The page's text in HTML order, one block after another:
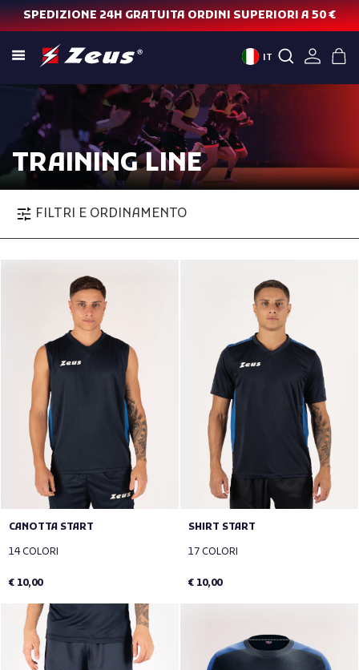
SPEDIZIONE 24H GRATUITA ORDINI SUPERIORI A 50 €
IT
TRAINING LINE
FILTRI E ORDINAMENTO
CANOTTA START
14 COLORI
€ 10,00
SHIRT START
17 COLORI
€ 10,00